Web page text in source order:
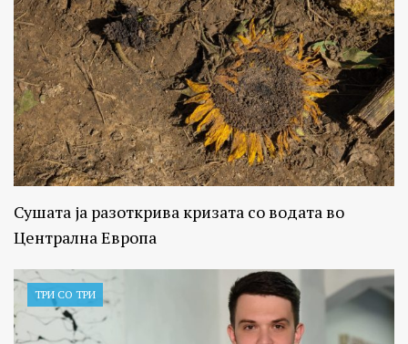
Сушата ја разоткрива кризата со водата во
Централна Европа
ТРИ СО ТРИ